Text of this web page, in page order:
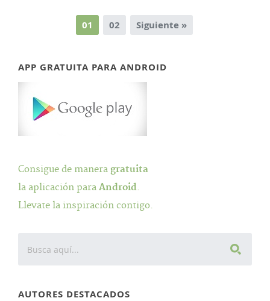
01 02 Siguiente »
APP GRATUITA PARA ANDROID
Consigue de manera gratuita
la aplicación para Android.
Llevate la inspiración contigo.
AUTORES DESTACADOS